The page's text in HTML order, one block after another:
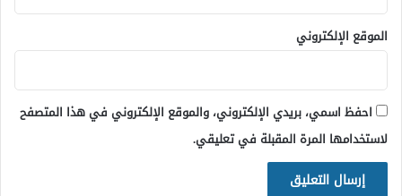
الموقع الإلكتروني
احفظ اسمي، بريدي الإلكتروني، والموقع الإلكتروني في هذا المتصفح
لاستخدامها المرة المقبلة في تعليقي.